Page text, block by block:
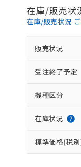
在庫/販売状
在庫/販売状況
販売状況
受注終了予定
機種区分
在庫状況
標準価格(税